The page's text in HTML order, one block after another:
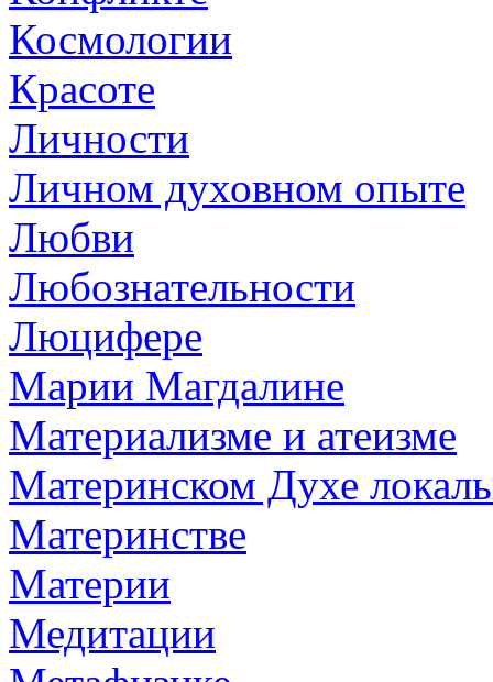
Космологии
Красоте
Личности
Личном духовном опыте
Любви
Любознательности
Люцифере
Марии Магдалине
Материализме и атеизме
Материнском Духе
Материнстве
Материи
Медитации